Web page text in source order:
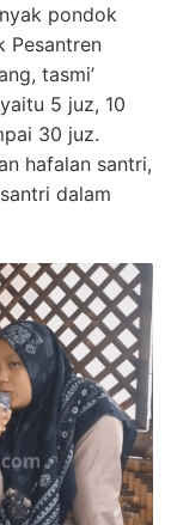
pondok
Pesantren
tasmi’
5 juz, 10
30 juz.
hafalan santri,
dalam